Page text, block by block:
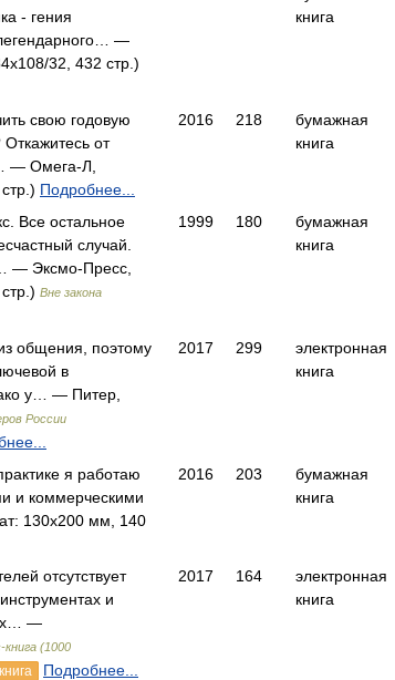
- гения
—
32, 432 стр.)
книга
свою годовую
от
— Омега-Л,
Подробнее...
2016 218
бумажная
книга
Все остальное
случай.
— Эксмо-Пресс,
Вне закона
1999 180
бумажная
книга
общения, поэтому
в
у… — Питер,
России
2017 299
электронная
книга
я работаю
и коммерческими
130х200 мм, 140
2016 203
бумажная
книга
отсутствует
и
—
книга (1000
Подробнее...
2017 164
электронная
книга